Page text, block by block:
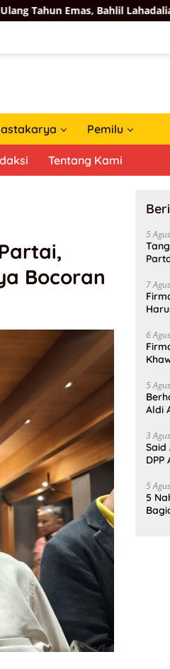
Bahlil Lahadalia Dapat
Pemilu
Tentang Kami
Bocoran
5
7
6
5
Aldi
3
Said
5
5